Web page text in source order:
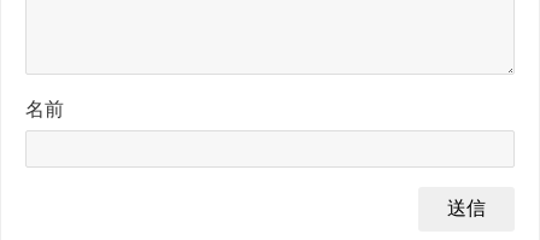
名前